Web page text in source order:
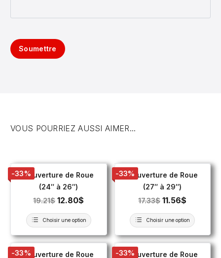
Soumettre
VOUS POURRIEZ AUSSI AIMER...
-33%Couverture de Roue
(24″ à 26″)
19.21$ 12.80$
Choisir une option
-33%Couverture de Roue
(27″ à 29″)
17.33$ 11.56$
Choisir une option
-33%Couverture de Roue
-33%Couverture de Roue